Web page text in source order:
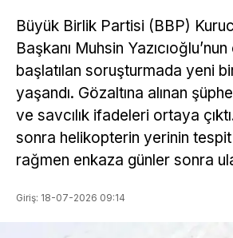
Büyük Birlik Partisi (BBP)
Başkanı Muhsin
başlatılan soruşturmada yeni
yaşandı. Gözaltına alınan
ve savcılık ifadeleri ortaya
sonra helikopterin yerinin
rağmen enkaza günler sonra
Giriş: 18-07-2026 09:14